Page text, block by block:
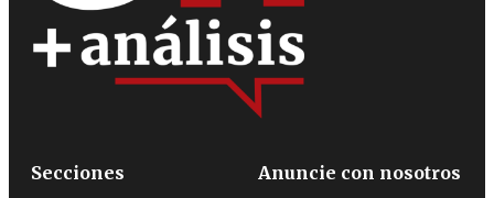
Secciones
Anuncie con nosotros